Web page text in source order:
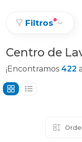
Filtros
Centro de
¡Encontramos 422